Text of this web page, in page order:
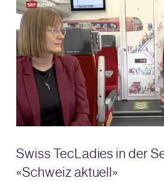
Swiss TecLadies in der
«Schweiz aktuell»